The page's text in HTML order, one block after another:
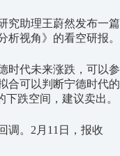
究助理王蔚然发布一篇
析视角》的看空研报。
时代未来涨跌，可以参
合可以判断宁德时代的
跌空间，建议卖出。
调。2月11日，报收